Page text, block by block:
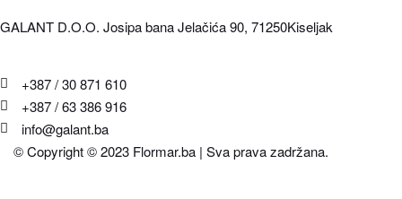
GALANT D.O.O. Josipa bana Jelačića 90, 71250Kiseljak
+387 / 30 871 610
+387 / 63 386 916
info@galant.ba
© Copyright © 2023 Flormar.ba | Sva prava zadržana.